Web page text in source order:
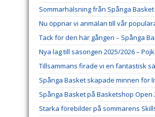
Sommarhälsning från Spånga Basket
Nu öppnar vi anmälan till vår
Tack för den här gången – Spånga
Nya lag till säsongen 2025/2026 –
Tillsammans firade vi en fantastisk
Spånga Basket skapade minnen för
Spånga Basket på Basketshop Open
Starka förebilder på sommarens